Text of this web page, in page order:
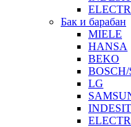
Бак и барабан
MIELE
HANSA
BEKO
LG